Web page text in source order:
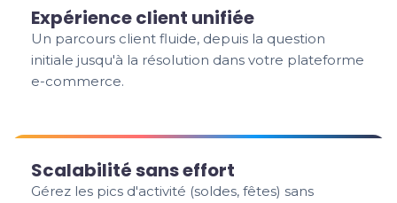
Expérience client unifiée
Un parcours client fluide, depuis la question
initiale jusqu'à la résolution dans votre plateforme
e-commerce.
Scalabilité sans effort
Gérez les pics d'activité (soldes, fêtes) sans